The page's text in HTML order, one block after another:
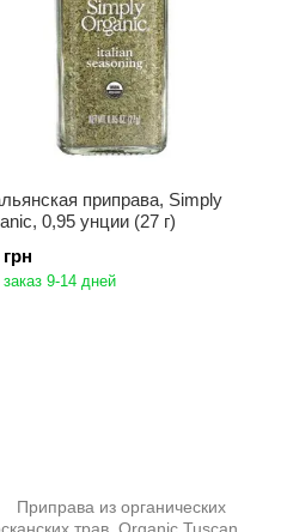
приправа, Simply
0,95 унции (27 г)
9-14 дней